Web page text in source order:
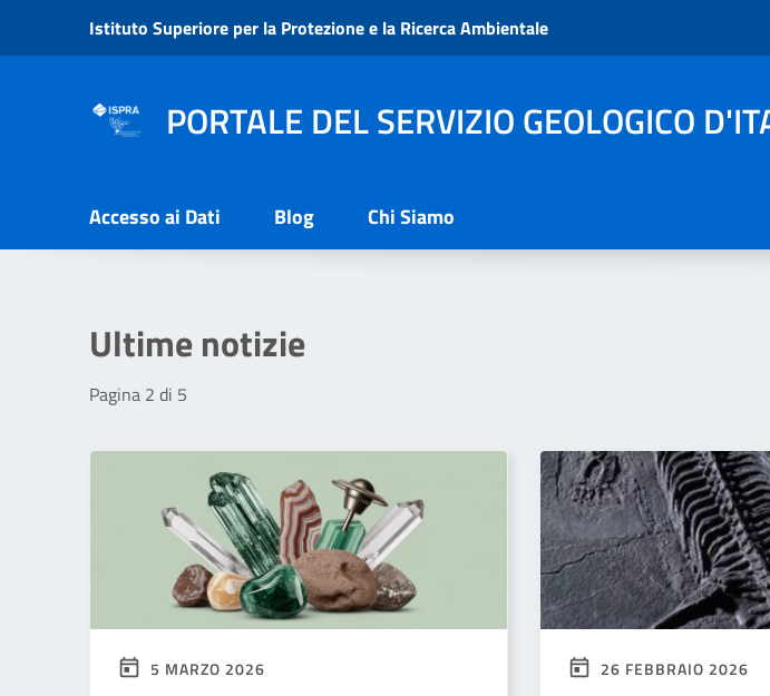
Vai ai contenuti
Vai al menu di navigazione
Istituto Superiore per la Protezione e la Ricerca Ambientale
PORTALE DEL SERVIZIO GEOLOGICO
Accesso ai Dati Blog Chi Siamo
Ultime notizie
Pagina 2 di 5
5 MARZO 2026 26 FEBBRAIO 2026